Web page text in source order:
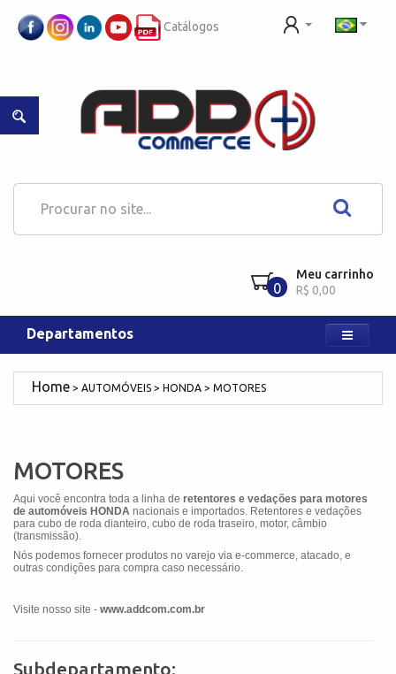
Catálogos
0
Meu carrinho
R$ 0,00
Departamentos
AUTOMÓVEIS HONDA MOTORES
MOTORES
Aqui você encontra toda a linha de retentores e vedações para motores
de automóveis HONDA nacionais e importados. Retentores e vedações
para cubo de roda dianteiro, cubo de roda traseiro, motor, câmbio
(transmissão).
Nós podemos fornecer produtos no varejo via e-commerce, atacado, e
outras condições para compra caso necessário.
Visite nosso site - www.addcom.com.br
Subdepartamento: